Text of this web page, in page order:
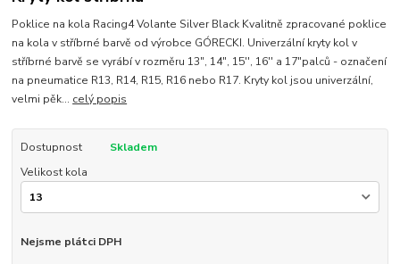
Poklice na kola Racing4 Volante Silver Black Kvalitně zpracované poklice
na kola v stříbrné barvě od výrobce GÓRECKI. Univerzální kryty kol v
stříbrné barvě se vyrábí v rozměru 13", 14", 15'', 16'' a 17"palců - označení
na pneumatice R13, R14, R15, R16 nebo R17. Kryty kol jsou univerzální,
velmi pěk... celý popis
Dostupnost
Skladem
Velikost kola
Nejsme plátci DPH